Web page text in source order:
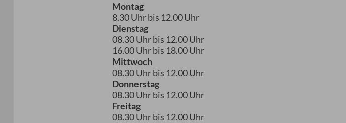
Montag
8.30 Uhr bis 12.00 Uhr
Dienstag
08.30 Uhr bis 12.00 Uhr
16.00 Uhr bis 18.00 Uhr
Mittwoch
08.30 Uhr bis 12.00 Uhr
Donnerstag
08.30 Uhr bis 12.00 Uhr
Freitag
08.30 Uhr bis 12.00 Uhr